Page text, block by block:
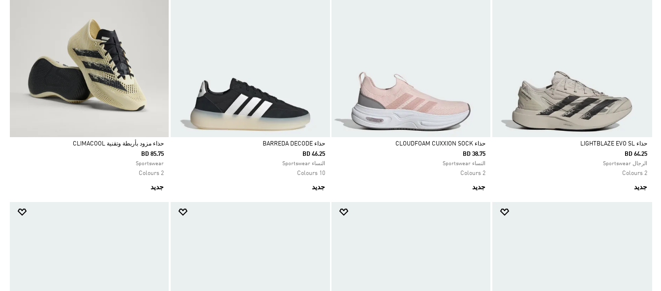
Selected
حذاء LIGHTBLAZE EVO SL
BD 64.25
الرجال Sportswear
2 Colours
جديد
Selected
حذاء CLOUDFOAM CUXXION SOCK
BD 38.75
النساء Sportswear
2 Colours
جديد
Selected
حذاء BARREDA DECODE
BD 46.25
النساء Sportswear
10 Colours
جديد
Selected
حذاء مزود بأربطة وتقنية CLIMACOOL
BD 85.75
Sportswear
2 Colours
جديد